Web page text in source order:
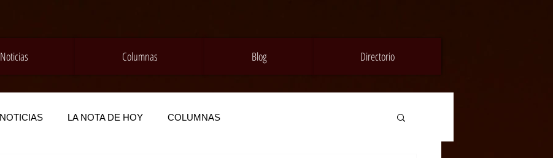
Noticias Columnas Blog Directorio
NOTICIAS LA NOTA DE HOY COLUMNAS